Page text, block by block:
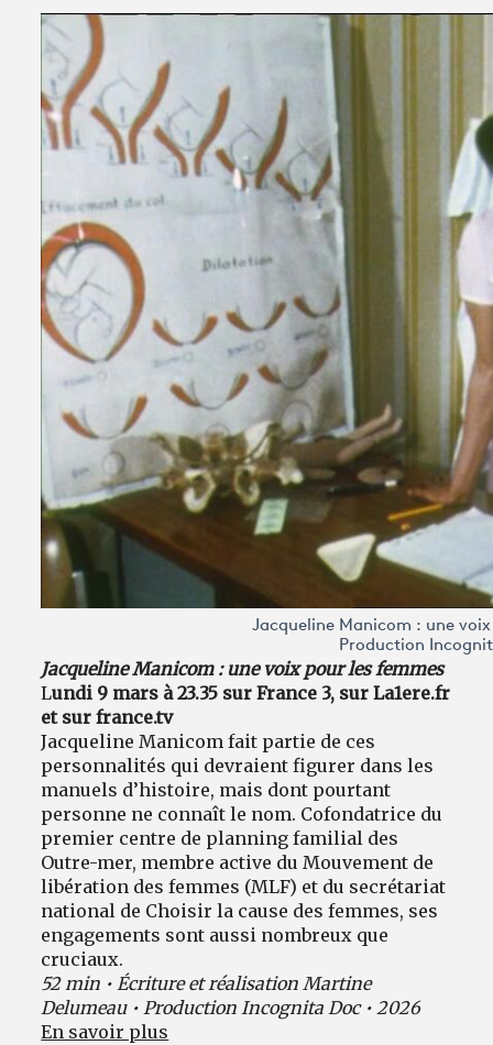
Jacqueline Manicom : une
Production
Jacqueline Manicom : une voix pour les femmes
Lundi 9 mars à 23.35 sur France 3, sur La1ere.fr
et sur france.tv
Jacqueline Manicom fait partie de ces
personnalités qui devraient figurer dans les
manuels d’histoire, mais dont pourtant
personne ne connaît le nom. Cofondatrice du
premier centre de planning familial des
Outre-mer, membre active du Mouvement de
libération des femmes (MLF) et du secrétariat
national de Choisir la cause des femmes, ses
engagements sont aussi nombreux que
cruciaux.
52 min • Écriture et réalisation Martine
Delumeau • Production Incognita Doc • 2026
En savoir plus